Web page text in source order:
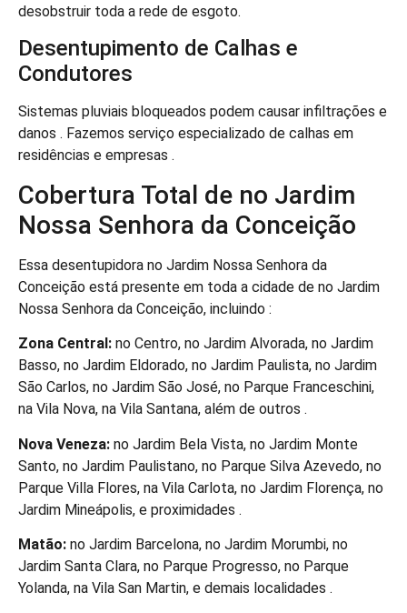
desobstruir toda a rede de esgoto.
Desentupimento de Calhas e
Condutores
Sistemas pluviais bloqueados podem causar infiltrações e
danos . Fazemos serviço especializado de calhas em
residências e empresas .
Cobertura Total de no Jardim
Nossa Senhora da Conceição
Essa desentupidora no Jardim Nossa Senhora da
Conceição está presente em toda a cidade de no Jardim
Nossa Senhora da Conceição, incluindo :
Zona Central: no Centro, no Jardim Alvorada, no Jardim
Basso, no Jardim Eldorado, no Jardim Paulista, no Jardim
São Carlos, no Jardim São José, no Parque Franceschini,
na Vila Nova, na Vila Santana, além de outros .
Nova Veneza: no Jardim Bela Vista, no Jardim Monte
Santo, no Jardim Paulistano, no Parque Silva Azevedo, no
Parque Villa Flores, na Vila Carlota, no Jardim Florença, no
Jardim Mineápolis, e proximidades .
Matão: no Jardim Barcelona, no Jardim Morumbi, no
Jardim Santa Clara, no Parque Progresso, no Parque
Yolanda, na Vila San Martin, e demais localidades .